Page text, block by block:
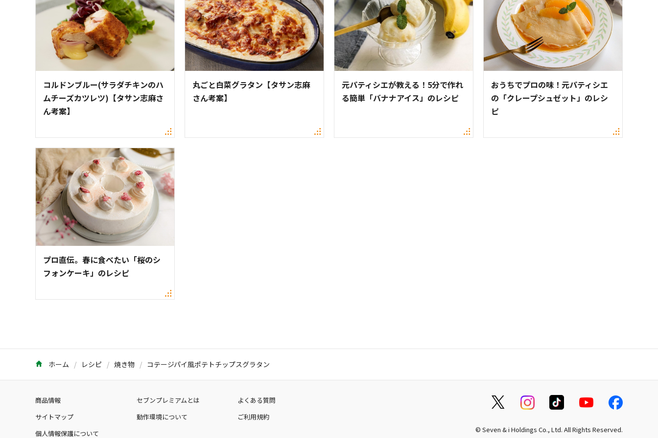
コルドンブルー(サラダチキンのハ
ムチーズカツレツ)【タサン志麻さ
ん考案】
丸ごと白菜グラタン【タサン志麻
さん考案】
元パティシエが教える！5分で作れ
る簡単「バナナアイス」のレシピ
おうちでプロの味！元パティシエ
の「クレープシュゼット」のレシ
ピ
プロ直伝。春に食べたい「桜のシ
フォンケーキ」のレシピ
ホーム レシピ 焼き物 コテージパイ風ポテトチップスグラタン
商品情報 セブンプレミアムとは
よくある質問
サイトマップ
動作環境について
ご利用規約
個人情報保護について
© Seven & i Holdings Co., Ltd. All Rights Reserved.